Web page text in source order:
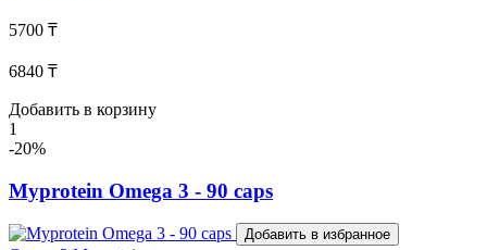
5700 ₸
6840 ₸
Добавить в корзину
1
-20%
Myprotein Omega 3 - 90 caps
Добавить в избранное